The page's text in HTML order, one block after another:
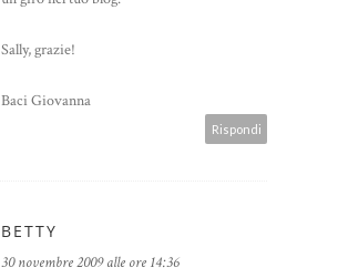
Sally, grazie!
Baci Giovanna
Rispondi
BETTY
30 novembre 2009 alle ore 14:36